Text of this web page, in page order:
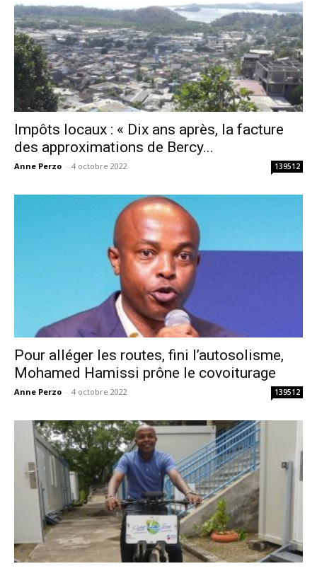
Impôts locaux : « Dix ans après, la facture
des approximations de Bercy...
Anne Perzo - 4 octobre 2022 139512
Pour alléger les routes, fini l’autosolisme,
Mohamed Hamissi prône le covoiturage
Anne Perzo - 4 octobre 2022 139512